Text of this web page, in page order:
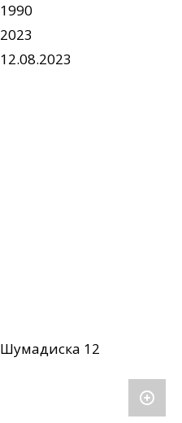
1990
2023
12.08.2023
Шумадиска 12